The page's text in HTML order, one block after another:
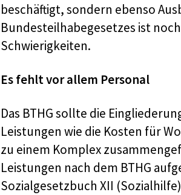
beschäftigt, sondern ebenso
Bundesteilhabegesetzes ist
Schwierigkeiten.
Es fehlt vor allem Personal
Das BTHG sollte die
Leistungen wie die Kosten für
zu einem Komplex
Leistungen nach dem BTHG
Sozialgesetzbuch XII